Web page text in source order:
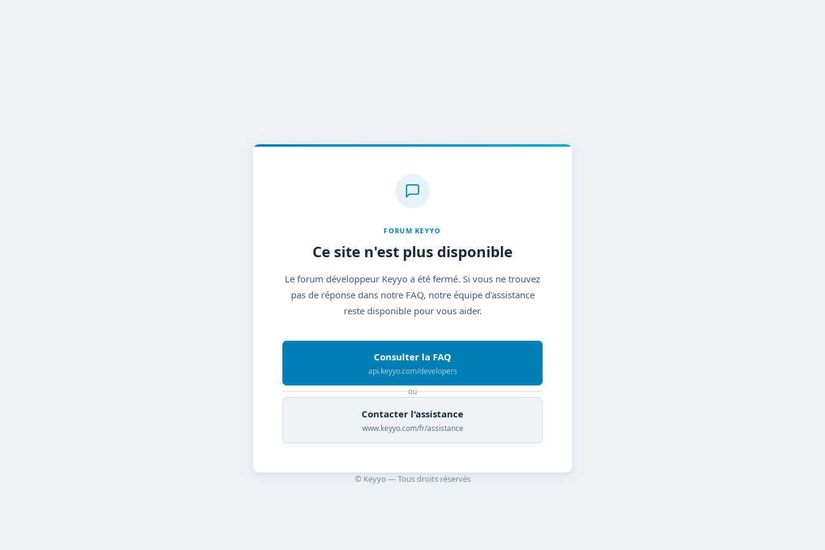
FORUM KEYYO
Ce site n'est plus disponible
Le forum développeur Keyyo a été fermé. Si vous ne trouvez
pas de réponse dans notre FAQ, notre équipe d'assistance
reste disponible pour vous aider.
Consulter la FAQ
api.keyyo.com/developers
ou
Contacter l'assistance
www.keyyo.com/fr/assistance
© Keyyo — Tous droits réservés